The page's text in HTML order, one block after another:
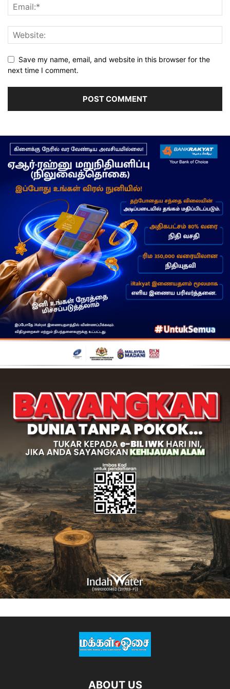
Save my name, email, and website in this browser for the
next time I comment.
ABOUT US